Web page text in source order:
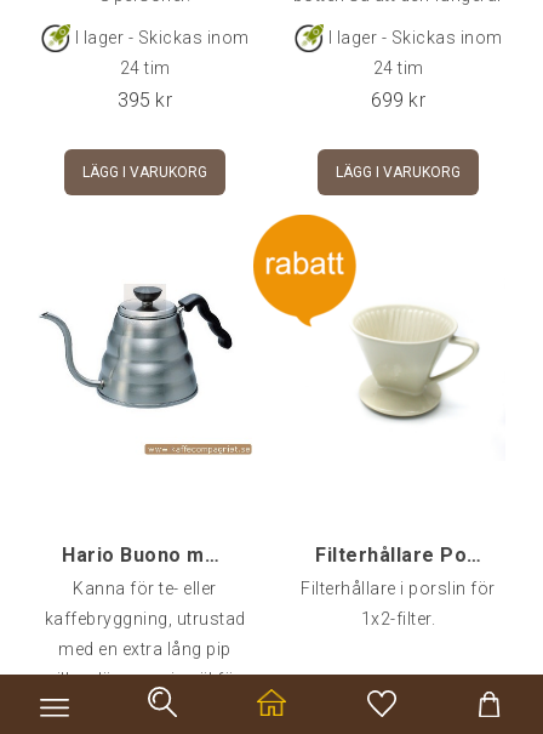
Bryggning av kaffe
Kvarnar
FÖRETAG OCH CAFÉ
RESERVDELAR
I lager - Skickas inom
24 tim
395 kr
LÄGG I VARUKORG
även på modernare
induktionshällar.Bryggaren
klassiska gummit som
håller sig fräsch och hel
I lager - Skickas inom
24 tim
699 kr
LÄGG I VARUKORG
Hario Buono med lång pip (även induktion)
Kanna för te- eller
kaffebryggning, utrustad
med en extra lång pip
vilken lämpar sig väl för
servering i små koppar
I lager - Skickas inom
Filterhållare Porslin 1x2
Filterhållare i porslin för
1x2-filter.
I lager - Skickas inom